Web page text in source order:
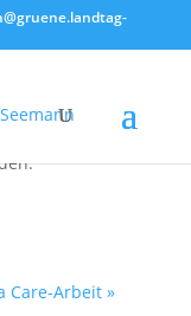
Care-Arbeit »